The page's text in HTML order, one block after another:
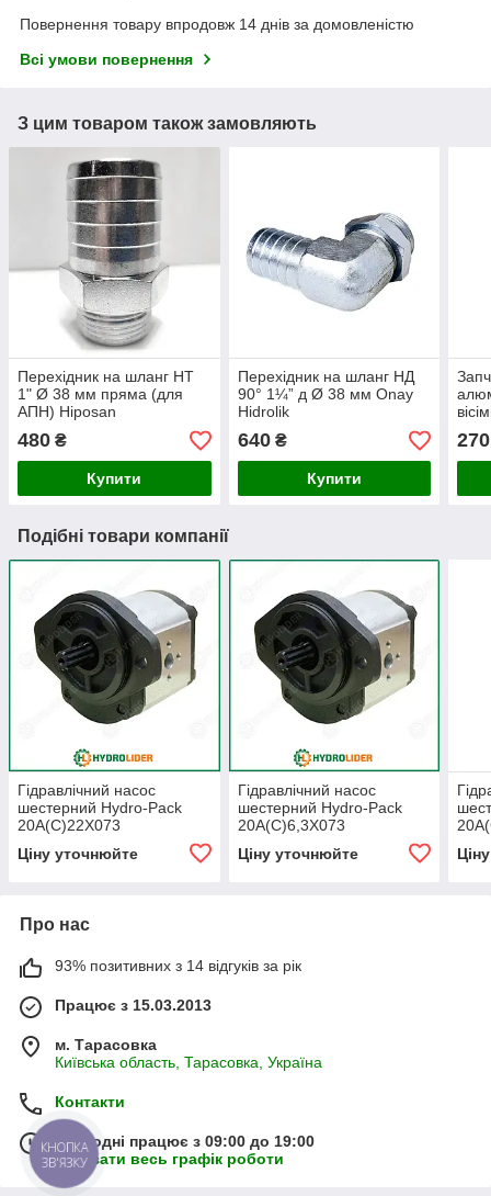
Повернення товару впродовж 14 днів за домовленістю
Всі умови повернення
З цим товаром також замовляють
Перехідник на шланг НТ
1" Ø 38 мм пряма (для
АПН) Hiposan
480 ₴
Купити
Перехідник на шланг НД
90° 1¼” д Ø 38 мм Onay
Hidrolik
640₴
Купити
270
Подібні товари компанії
Гідравлічний насос
шестерний Hydro-Pack
20A(C)22X073
Ціну уточнюйте
Гідравлічний насос
шестерний Hydro-Pack
20A(C)6,3X073
Ціну уточнюйте
Про нас
93% позитивних з 14 відгуків за рік
Працює з 15.03.2013
м. Тарасовка
Київська область, Тарасовка, Україна
Контакти
Сьогодні працює з 09:00 до 19:00
Показати весь графік роботи
КНОПКА
ЗВ'ЯЗКУ